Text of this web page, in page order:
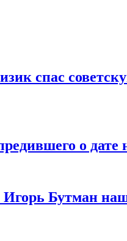
спас
о дате
Бутман